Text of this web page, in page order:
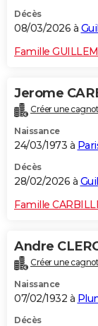
Décès
08/03/2026 à
Famille
Jerome
Créer une
Naissance
24/03/1973 à
Décès
28/02/2026 à
Famille
Andre
Créer une
Naissance
07/02/1932 à
Décès